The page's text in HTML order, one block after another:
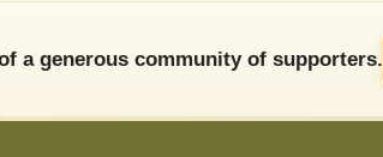
a generous community of supporters.